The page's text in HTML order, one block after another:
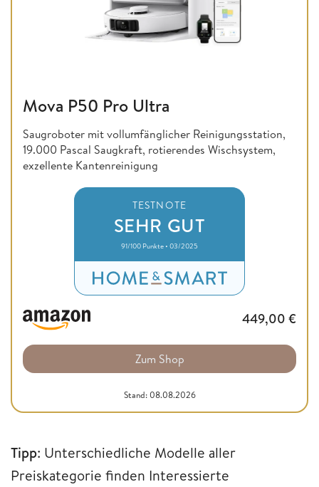
Mova P50 Pro Ultra
Saugroboter mit vollumfänglicher Reinigungsstation,
19.000 Pascal Saugkraft, rotierendes Wischsystem,
exzellente Kantenreinigung
TESTNOTE
SEHR GUT
91/100 Punkte • 03/2025
449,00 €
Zum Shop
Stand: 08.08.2026
Tipp: Unterschiedliche Modelle aller
Preiskategorie finden Interessierte